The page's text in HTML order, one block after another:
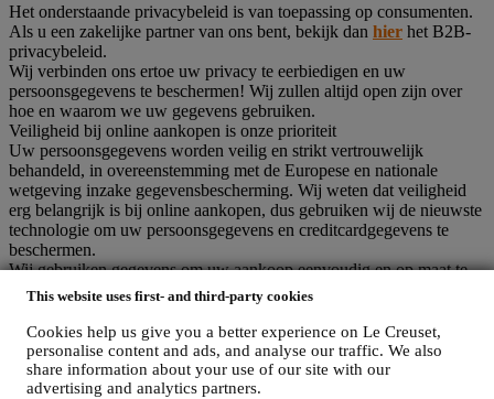
This website uses first- and third-party cookies
Cookies help us give you a better experience on Le Creuset,
personalise content and ads, and analyse our traffic. We also
share information about your use of our site with our
advertising and analytics partners.
Het onderstaande privacybeleid is van toepassing op consumenten.
Als u een zakelijke partner van ons bent, bekijk dan hier het B2B-
privacybeleid.
Wij verbinden ons ertoe uw privacy te eerbiedigen en uw
persoonsgegevens te beschermen! Wij zullen altijd open zijn over
hoe en waarom we uw gegevens gebruiken.
Veiligheid bij online aankopen is onze prioriteit
Uw persoonsgegevens worden veilig en strikt vertrouwelijk
behandeld, in overeenstemming met de Europese en nationale
wetgeving inzake gegevensbescherming. Wij weten dat veiligheid
erg belangrijk is bij online aankopen, dus gebruiken wij de nieuwste
technologie om uw persoonsgegevens en creditcardgegevens te
beschermen.
Wij gebruiken gegevens om uw aankoop eenvoudig en op maat te
maken
Wij analyseren hoe gebruikers onze website en diensten gebruiken
om de dingen makkelijker en interessanter te maken.
Wij gebruiken gegevens om van het koken met Le Creuset een
betere ervaring te maken en om u te informeren over nieuws en
aanbiedingen.